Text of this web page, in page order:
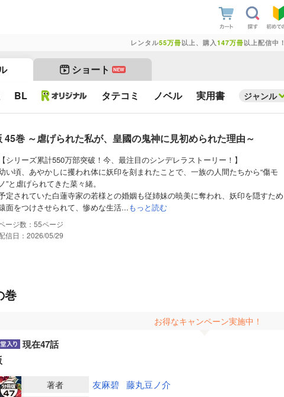
レンタル55万冊以上、購入 147万冊以上配信中！
ショート NEW
BL タテコミ ノベル 実用書 ジャンル
45巻 ～虐げられた私が、皇國の鬼神に見初められた理由～
【シリーズ累計550万部突破！今、最注目のシンデレラストーリー！】
い頃、あやかしに攫われ体に妖印を刻まれたことで、一族の人間たちから“傷モ
ノ”と虐げられてきた菜々緒。
定されていた白蓮寺家の若様との婚姻も従姉妹の暁美に奪われ、妖印を隠すため
面をつけさせられて、惨めな生活...もっと読む
55
信日：2026/05/29
巻
お得なキャンペーン実施中！
現在47話
著者 友麻碧 藤丸豆ノ介